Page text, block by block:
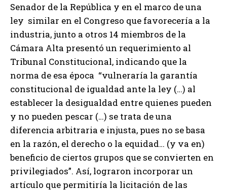
Senador de la República y en el marco de una
ley similar en el Congreso que favorecería a la
industria, junto a otros 14 miembros de la
Cámara Alta presentó un requerimiento al
Tribunal Constitucional, indicando que la
norma de esa época “vulneraría la garantía
constitucional de igualdad ante la ley (…) al
establecer la desigualdad entre quienes pueden
y no pueden pescar (…) se trata de una
diferencia arbitraria e injusta, pues no se basa
en la razón, el derecho o la equidad… (y va en)
beneficio de ciertos grupos que se convierten en
privilegiados”. Así, lograron incorporar un
artículo que permitiría la licitación de las